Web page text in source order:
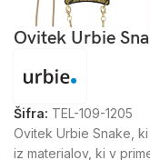
Ovitek Urbie
Šifra: TEL-109-1205
Ovitek Urbie Snake,
iz materialov, ki v